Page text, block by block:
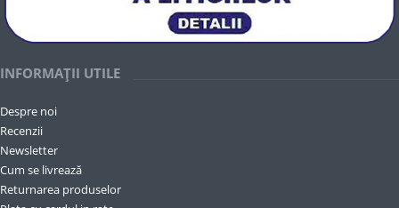
INFORMAȚII UTILE
Despre noi
Recenzii
Newsletter
Cum se livrează
Returnarea produselor